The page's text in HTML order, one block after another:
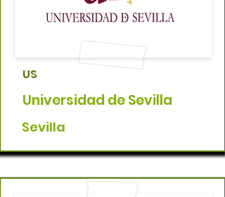
US
Universidad de Sevilla
Sevilla